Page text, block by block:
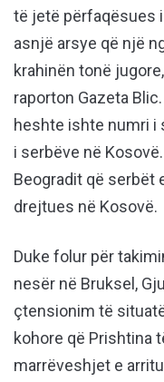
të jetë përfaqësues
asnjë arsye që një
krahinën tonë
raporton Gazeta
heshte ishte numri i
i serbëve në
Beogradit që serbët
drejtues në Kosovë.
Duke folur për
nesër në Bruksel,
çtensionim të
kohore që Prishtina
marrëveshjet e